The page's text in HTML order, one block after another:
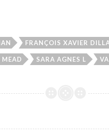
FRANÇOIS XAVIER
MEAD SARA AGNES L